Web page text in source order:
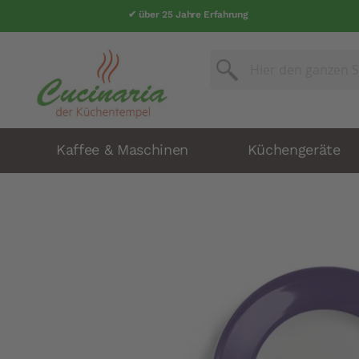
✔ über 25 Jahre Erfahrung
Suche
Kaffee & Maschinen Küchengeräte